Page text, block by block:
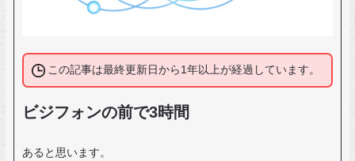
この記事は最終更新日から1年以上が経過しています。
ビジフォンの前で3時間
あると思います。